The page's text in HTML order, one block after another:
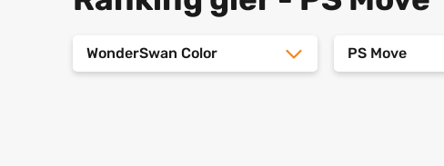
WonderSwan Color PS Move